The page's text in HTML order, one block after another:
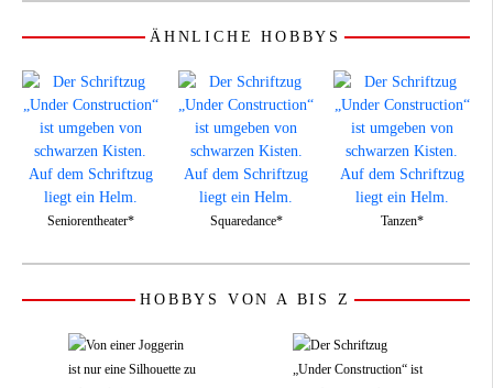
ÄHNLICHE HOBBYS
Seniorentheater* Squaredance* Tanzen*
HOBBYS VON A BIS Z